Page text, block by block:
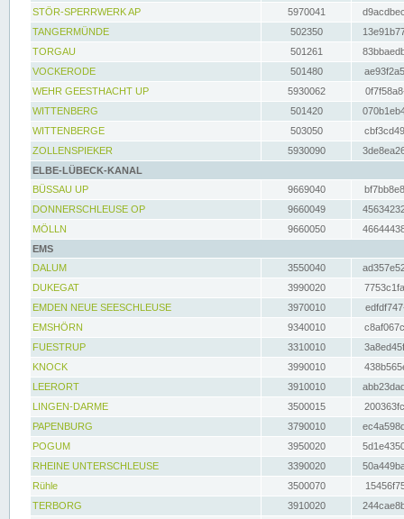
STÖR-SPERRWERK AP 5970041
TANGERMÜNDE
502350
TORGAU
501261
VOCKERODE
501480
WEHR GEESTHACHT UP
5930062
WITTENBERG
501420
WITTENBERGE
503050
ZOLLENSPIEKER
5930090
ELBE-LÜBECK-KANAL
BÜSSAU UP
9669040
DONNERSCHLEUSE OP
9660049
MÖLLN
9660050
EMS
DALUM
3550040
DUKEGAT
3990020
EMDEN NEUE SEESCHLEUSE
3970010
EMSHÖRN
9340010
FUESTRUP
3310010
KNOCK
3990010
LEERORT
3910010
LINGEN-DARME
3500015
PAPENBURG
3790010
POGUM
3950020
RHEINE UNTERSCHLEUSE
3390020
Rühle
3500070
TERBORG
3910020